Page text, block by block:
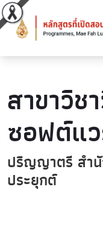
สาขาวิช
ซอฟต์แ
ปริญญาตรี สำนั
ประยุกต์